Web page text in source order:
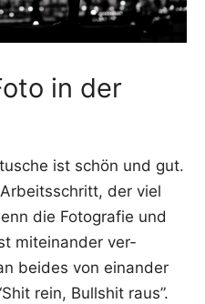
in der
ist schön und gut.
der viel
die Foto­gra­fie und
mit­ein­an­der ver­
bei­des von ein­an­der
rein, Bull­shit raus”.